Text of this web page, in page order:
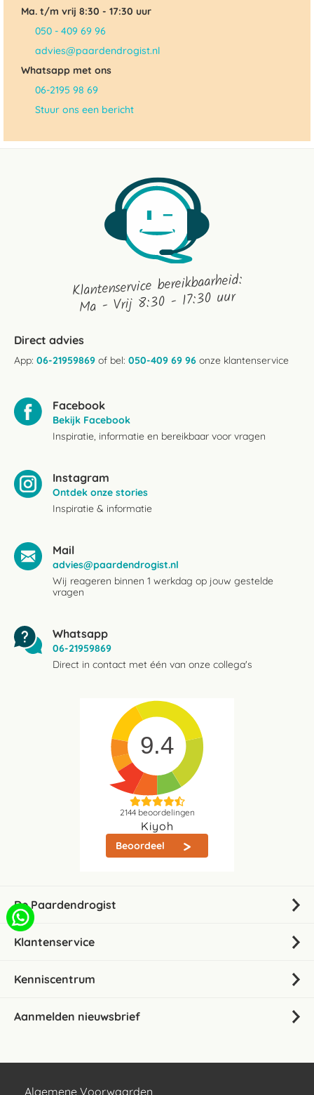
Ma. t/m vrij 8:30 - 17:30 uur
050 - 409 69 96
advies@paardendrogist.nl
Whatsapp met ons
06-2195 98 69
Stuur ons een bericht
Klantenservice bereikbaarheid:
Ma - Vrij 8:30 - 17:30 uur
Direct advies
App: 06-21959869 of bel: 050-409 69 96 onze klantenservice
Facebook
Bekijk Facebook
Inspiratie, informatie en bereikbaar voor vragen
Instagram
Ontdek onze stories
Inspiratie & informatie
Mail
advies@paardendrogist.nl
Wij reageren binnen 1 werkdag op jouw gestelde
vragen
Whatsapp
06-21959869
Direct in contact met één van onze collega's
9.4
2144beoordelingen
Kiyoh
Beoordeel
De Paardendrogist
Klantenservice
Kenniscentrum
Aanmelden nieuwsbrief
Algemene Voorwaarden